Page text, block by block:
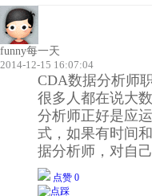
funny每一天
2014-12-15 16:07:04
CDA数据分析师
很多人都在说大
分析师正好是应
式，如果有时间
据分析师，对自
点赞 0